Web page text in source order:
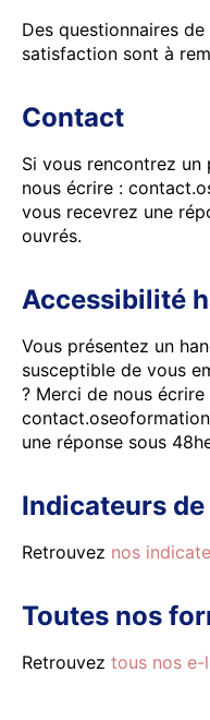
Des questionnaires
satisfaction sont à
Contact
Si vous rencontrez
nous écrire :
vous recevrez une
ouvrés.
Accessibilité
Vous présentez un
susceptible de vous
? Merci de nous écrire
une réponse sous
Indicateurs
Retrouvez nos
Toutes nos
Retrouvez tous nos e-